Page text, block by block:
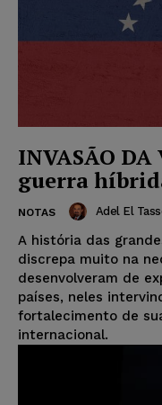
INVASÃO
guerra
NOTAS Adel El
A história das
discrepa muito na
desenvolveram de
países, neles
fortalecimento de
internacional.